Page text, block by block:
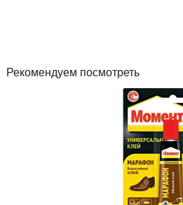
Рекомендуем посмотреть